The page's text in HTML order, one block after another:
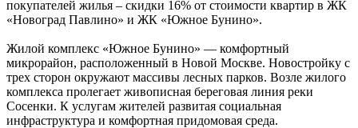
покупателей жилья – скидки 16% от стоимости квартир в ЖК
«Новоград Павлино» и ЖК «Южное Бунино».
Жилой комплекс «Южное Бунино» — комфортный
микрорайон, расположенный в Новой Москве. Новостройку с
трех сторон окружают массивы лесных парков. Возле жилого
комплекса пролегает живописная береговая линия реки
Сосенки. К услугам жителей развитая социальная
инфраструктура и комфортная придомовая среда.